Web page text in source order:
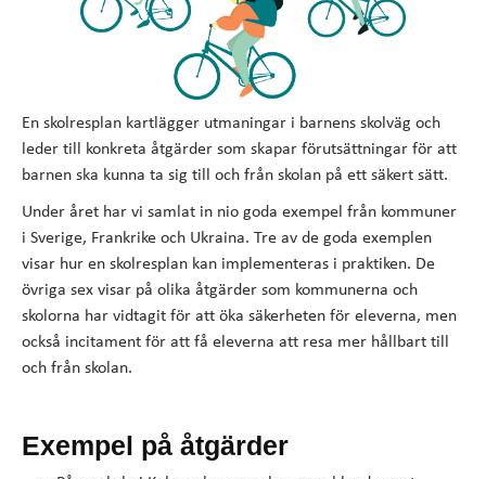
En skolresplan kartlägger utmaningar i barnens skolväg och
leder till konkreta åtgärder som skapar förutsättningar för att
barnen ska kunna ta sig till och från skolan på ett säkert sätt.
Under året har vi samlat in nio goda exempel från kommuner
i Sverige, Frankrike och Ukraina. Tre av de goda exemplen
visar hur en skolresplan kan implementeras i praktiken. De
övriga sex visar på olika åtgärder som kommunerna och
skolorna har vidtagit för att öka säkerheten för eleverna, men
också incitament för att få eleverna att resa mer hållbart till
och från skolan.
Exempel på åtgärder